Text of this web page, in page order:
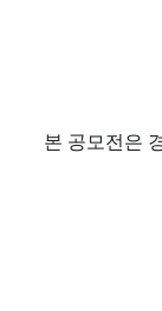
본 공모전은